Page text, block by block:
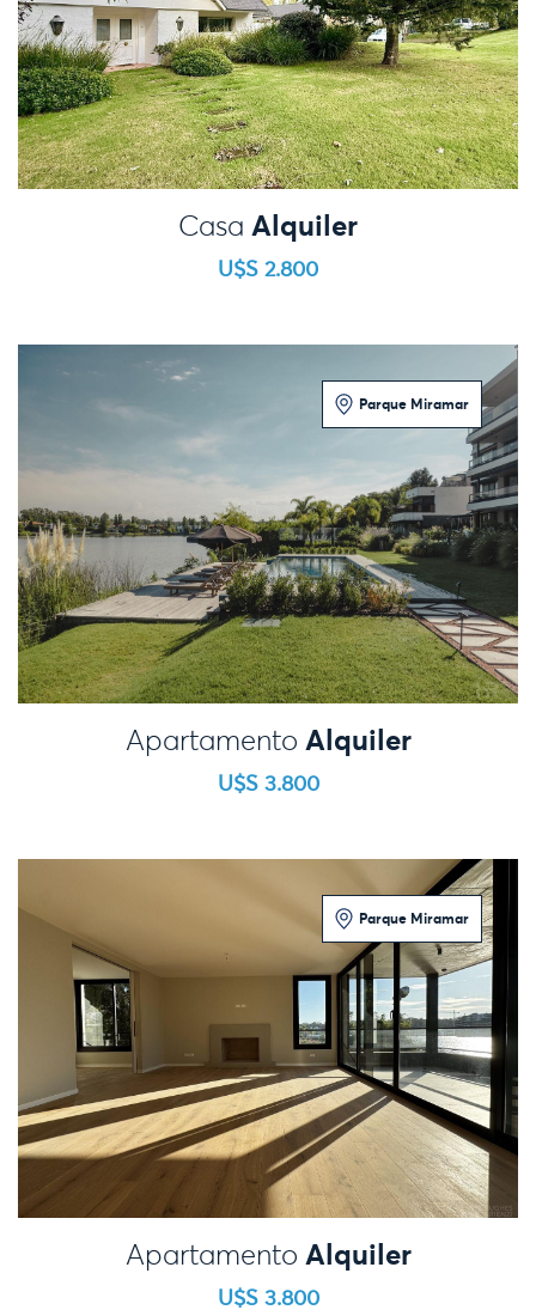
4 Dormitorios
Casa Alquiler
U$S 2.800
Parque Miramar
3 Dormitorios
Apartamento Alquiler
U$S 3.800
Parque Miramar
3 Dormitorios
Apartamento Alquiler
U$S 3.800